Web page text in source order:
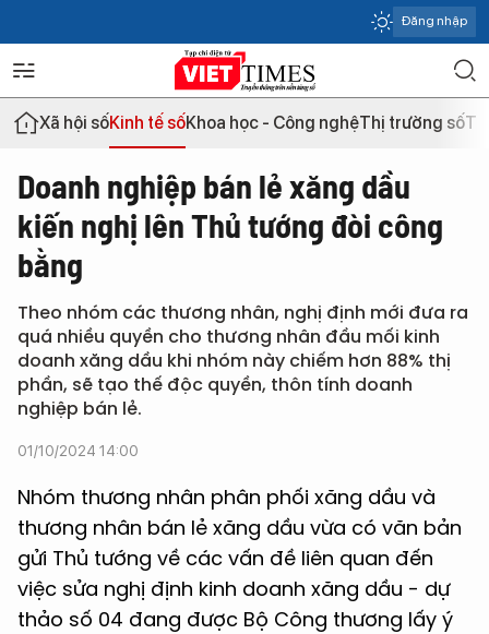
Đăng nhập
Xã hội sốKinh tế sốKhoa học - Công nghệThị trường số
Doanh nghiệp bán lẻ xăng dầu
kiến nghị lên Thủ tướng đòi công
bằng
Theo nhóm các thương nhân, nghị định mới đưa ra
quá nhiều quyền cho thương nhân đầu mối kinh
doanh xăng dầu khi nhóm này chiếm hơn 88% thị
phần, sẽ tạo thế độc quyền, thôn tính doanh
nghiệp bán lẻ.
01/10/2024 14:00
Nhóm thương nhân phân phối xăng dầu và
thương nhân bán lẻ xăng dầu vừa có văn bản
gửi Thủ tướng về các vấn đề liên quan đến
việc sửa nghị định kinh doanh xăng dầu - dự
thảo số 04 đang được Bộ Công thương lấy ý